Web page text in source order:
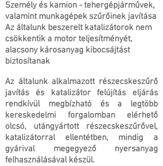
Személy és kamion - tehergépjárművek,
valamint munkagépek szűrőinek javítása
Az általunk beszerelt katalizátorok nem
csökkentik a motor teljesítményét,
alacsony károsanyag kibocsájtást
biztosítanak
Az általunk alkalmazott részecskeszűrő
javítás és katalizátor felújítás eljárás
rendkívül megbízható és a legtöbb
kereskedelmi forgalomban elérhető
olcsó, utángyártott részecskeszűrővel,
katalizátorral ellentétben, mindig a
gyárival megegyező nyersanyag
felhasználásával készül.